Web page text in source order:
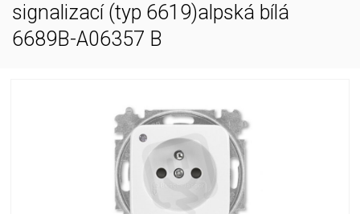
signalizací (typ 6619)alpská bílá
6689B-A06357 B